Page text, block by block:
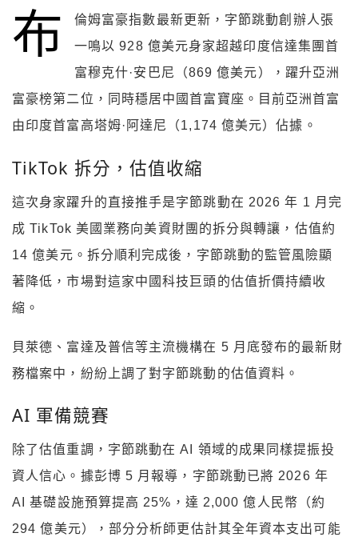
布
倫姆富豪指數最新更新，字節跳動創辦人張
一鳴以 928 億美元身家超越印度信達集團首
富穆克什·安巴尼（869 億美元），躍升亞洲
富豪榜第二位，同時穩居中國首富寶座。目前亞洲首富
由印度首富高塔姆·阿達尼（1,174 億美元）佔據。
TikTok 拆分，估值收縮
這次身家躍升的直接推手是字節跳動在 2026 年 1 月完
成 TikTok 美國業務向美資財團的拆分與轉讓，估值約
14 億美元。拆分順利完成後，字節跳動的監管風險顯
著降低，市場對這家中國科技巨頭的估值折價持續收
縮。
貝萊德、富達及普信等主流機構在 5 月底發布的最新財
務檔案中，紛紛上調了對字節跳動的估值資料。
AI 軍備競賽
除了估值重調，字節跳動在 AI 領域的成果同樣提振投
資人信心。據彭博 5 月報導，字節跳動已將 2026 年
AI 基礎設施預算提高 25%，達 2,000 億人民幣（約
294 億美元），部分分析師更估計其全年資本支出可能